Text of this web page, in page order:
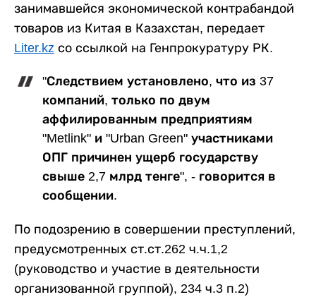
занимавшейся экономической контрабандой
товаров из Китая в Казахстан, передает
Liter.kz со ссылкой на Генпрокуратуру РК.
"Следствием установлено, что из 37
компаний, только по двум
аффилированным предприятиям
"Metlink" и "Urban Green" участниками
ОПГ причинен ущерб государству
свыше 2,7 млрд тенге", - говорится в
сообщении.
По подозрению в совершении преступлений,
предусмотренных ст.ст.262 ч.ч.1,2
(руководство и участие в деятельности
организованной группой), 234 ч.3 п.2)